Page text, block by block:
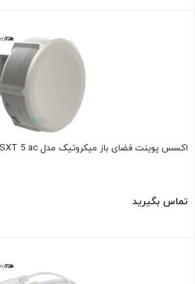
اکسس پوینت فضای باز میکروتیک مدل Mikrotik SXT 5 ac
تماس بگیرید